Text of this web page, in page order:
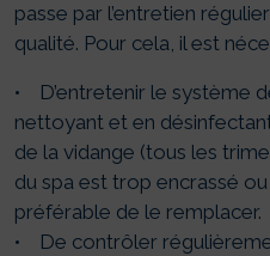
passe par l’entretien
qualité. Pour cela, il est
• D’entretenir le système
nettoyant et en
de la vidange (tous les
du spa est trop encrassé ou
préférable de le remplacer.
• De contrôler